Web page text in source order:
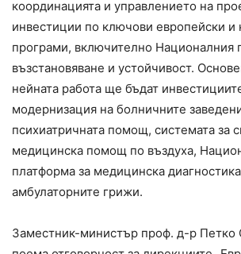
координацията и управлението на
инвестиции по ключови европейски и
програми, включително Националния
възстановяване и устойчивост.
нейната работа ще бъдат
модернизация на болничните
психиатричната помощ, системата за
медицинска помощ по въздуха,
платформа за медицинска
амбулаторните грижи.
Заместник-министър проф. д-р Петко